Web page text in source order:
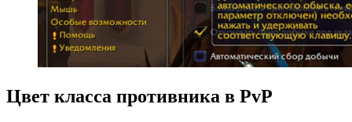
Цвет класса противника в PvP